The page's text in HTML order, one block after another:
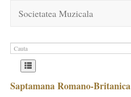
Societatea Muzicala
Saptamana Romano-Britanica